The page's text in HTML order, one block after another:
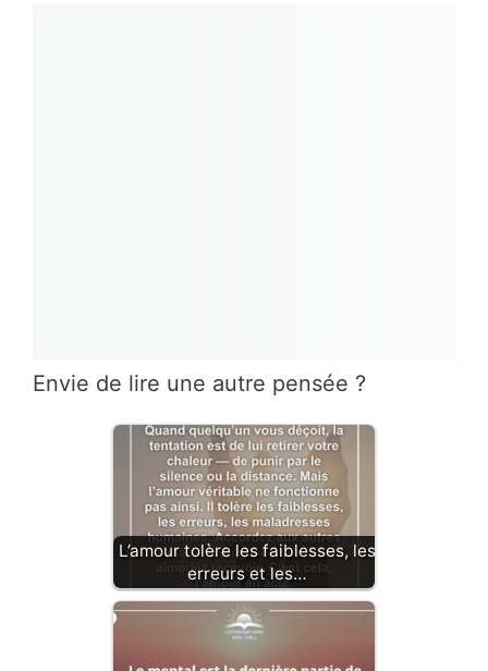
Envie de lire une autre pensée ?
L’amour tolère les faiblesses, les
erreurs et les…